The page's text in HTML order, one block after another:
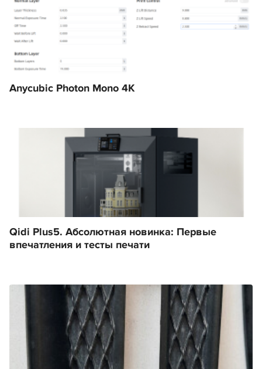
Anycubic Photon Mono 4K
Qidi Plus5. Абсолютная новинка: Первые
впечатления и тесты печати